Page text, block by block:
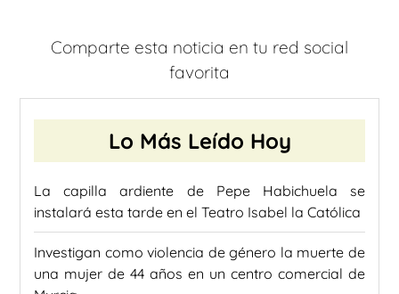
Comparte esta noticia en tu red social
favorita
Lo Más Leído Hoy
La capilla ardiente de Pepe Habichuela se
instalará esta tarde en el Teatro Isabel la Católica
Investigan como violencia de género la muerte de
una mujer de 44 años en un centro comercial de